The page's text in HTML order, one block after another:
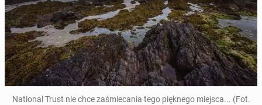
Na­tio­nal Trust nie chce za­śmie­ca­nia tego pięk­ne­go miejsca... (Fot.